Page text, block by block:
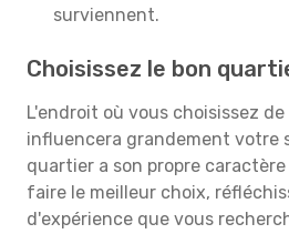
surviennent.
Choisissez le bon
L'endroit où vous choisissez de
influencera grandement votre
quartier a son propre
faire le meilleur choix,
d'expérience que vous